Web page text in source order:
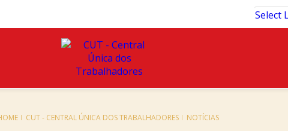
Select
CUT - CENTRAL ÚNICA DOS TRABALHADORES NOTÍCIAS